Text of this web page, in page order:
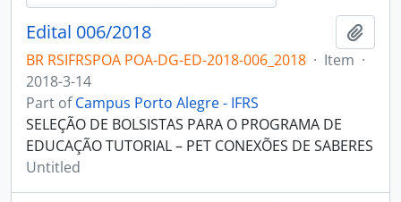
Edital 006/2018
BR RSIFRSPOA POA-DG-ED-2018-006_2018 · Item ·
2018-3-14
Part ofCampus Porto Alegre - IFRS
SELEÇÃO DE BOLSISTAS PARA O PROGRAMA DE
EDUCAÇÃO TUTORIAL – PET CONEXÕES DE SABERES
Untitled